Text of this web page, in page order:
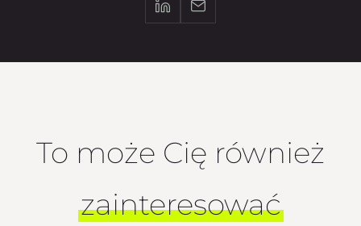
To może Cię również
zainteresować